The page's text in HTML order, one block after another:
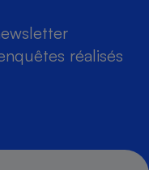
réalisés